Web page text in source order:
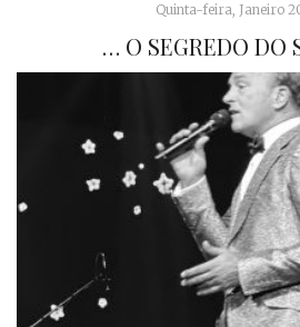
Quinta-feira, Janeiro
… O SEGREDO DO